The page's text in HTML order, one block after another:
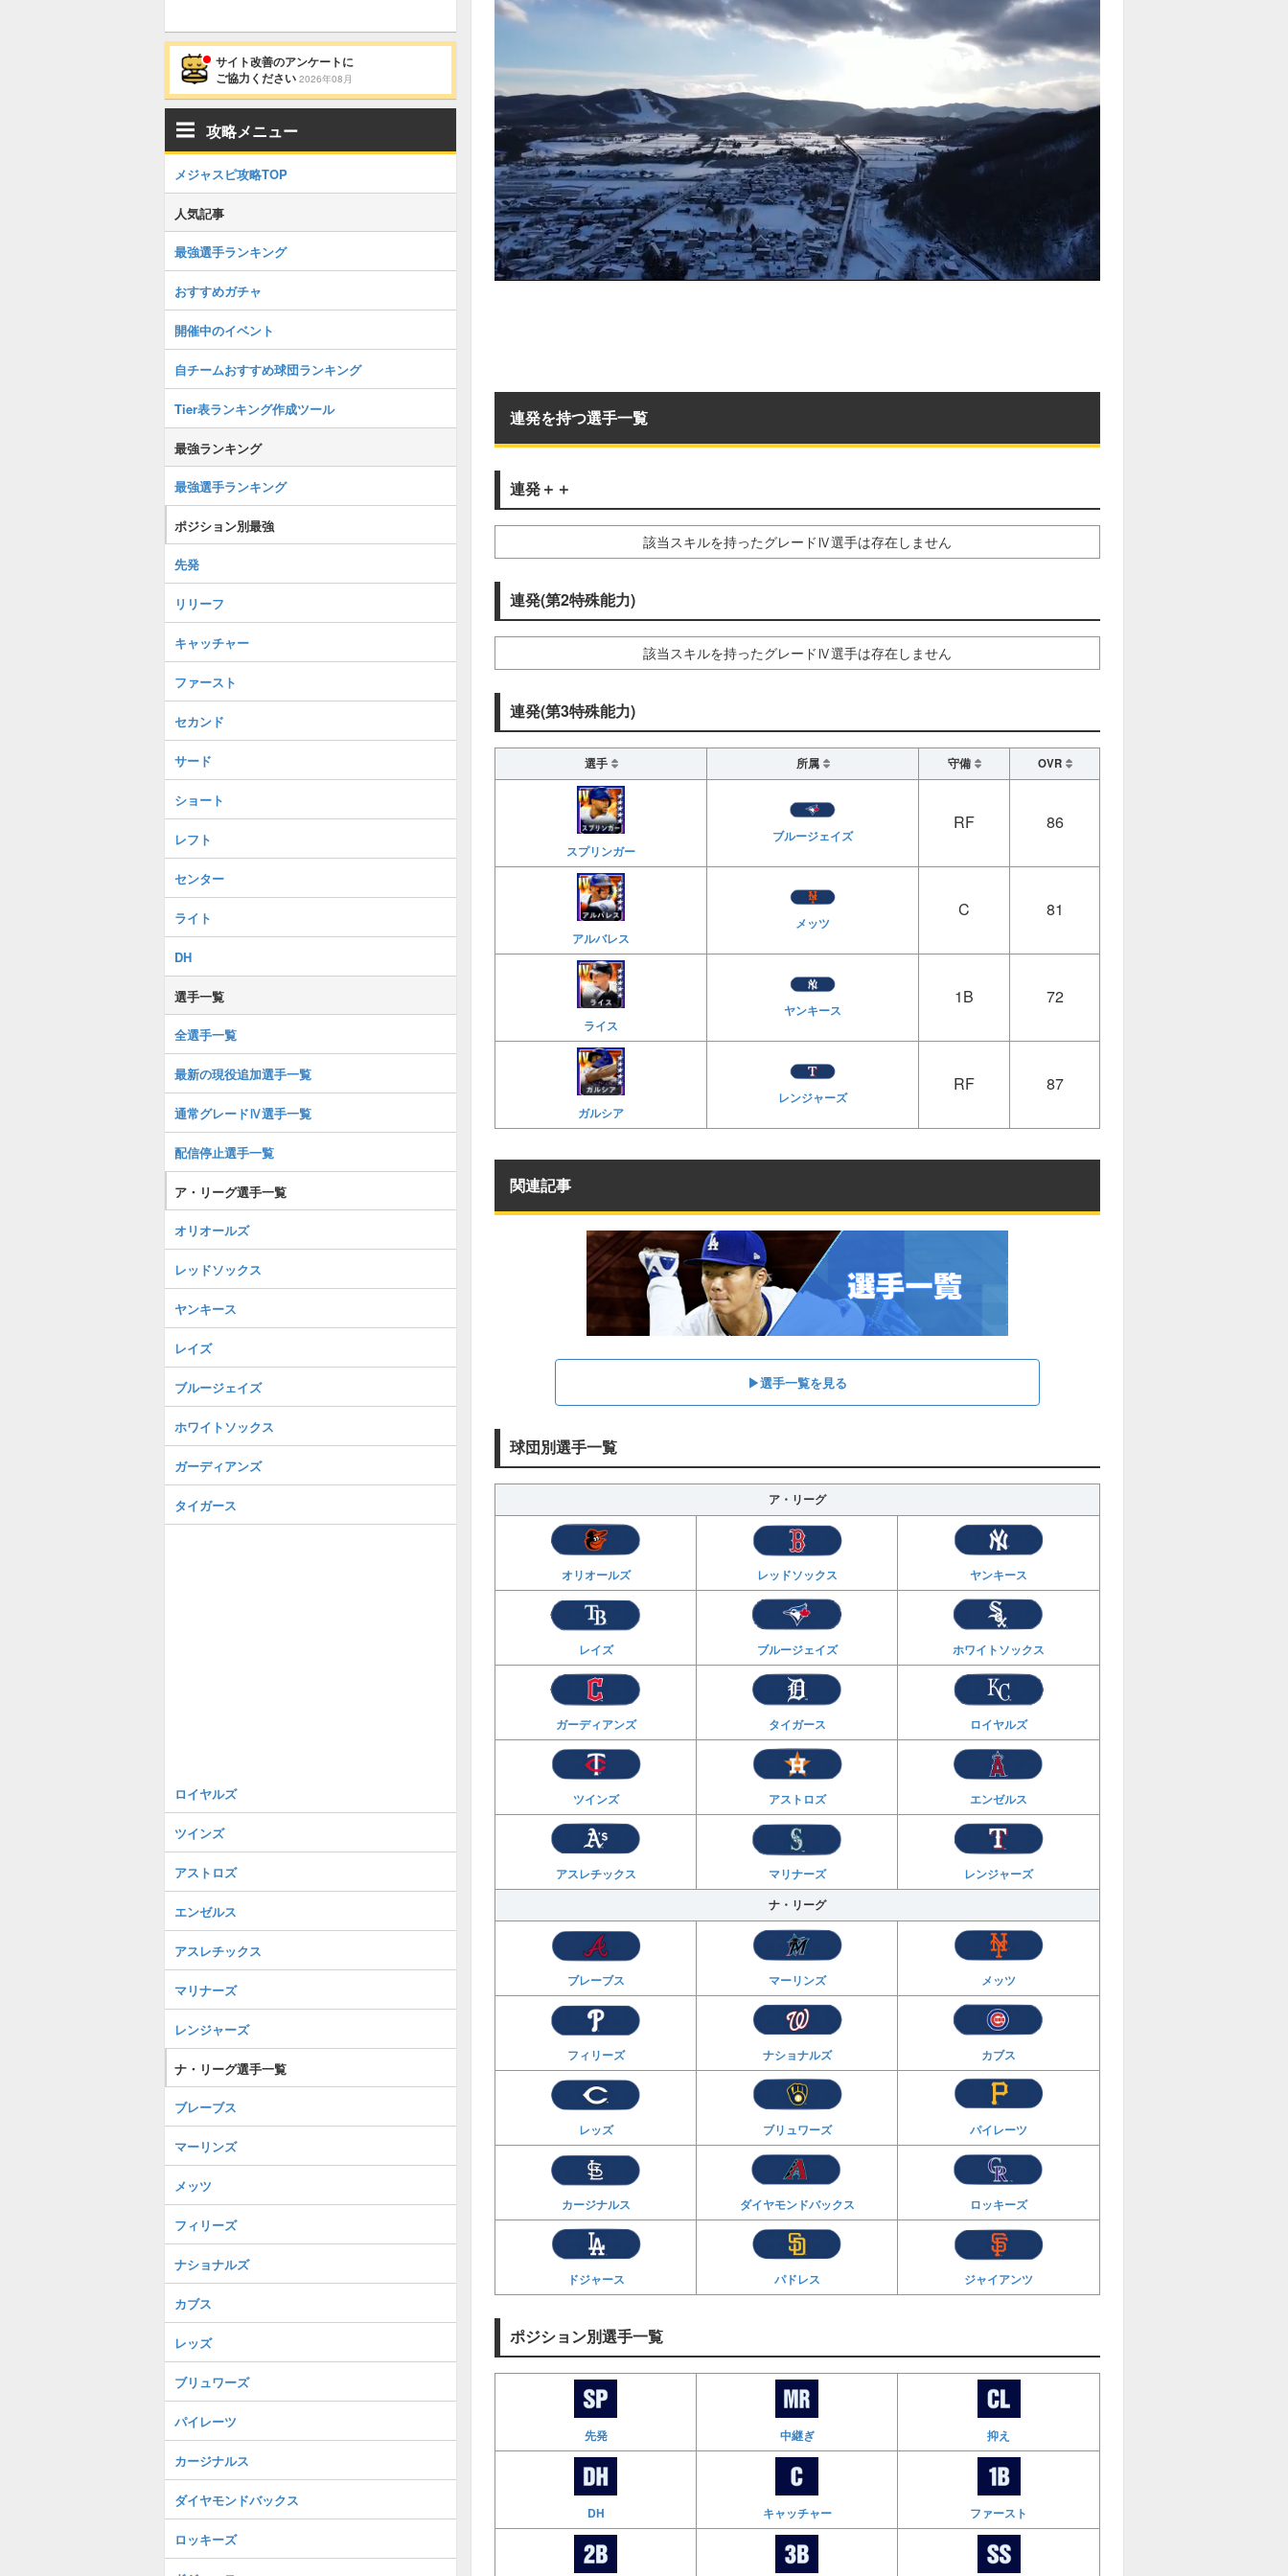
連発を持つ選手一覧
連発＋＋
該当スキルを持ったグレードⅣ選手は存在しません
連発(第2特殊能力)
該当スキルを持ったグレードⅣ選手は存在しません
連発(第3特殊能力)
選手 所属 守備 OVR
スプリンガー
ブルージェイズ
RF 86
アルバレス
メッツ
C 81
ライス
ヤンキース
1B 72
ガルシア
レンジャーズ
RF 87
関連記事
▶︎選手一覧を見る
球団別選手一覧
ア・リーグ
オリオールズ レッドソックス ヤンキース
レイズ ブルージェイズ ホワイトソックス
ガーディアンズ タイガース ロイヤルズ
ツインズ アストロズ エンゼルス
アスレチックス マリナーズ レンジャーズ
ナ・リーグ
ブレーブス マーリンズ メッツ
フィリーズ ナショナルズ カブス
レッズ ブリュワーズ パイレーツ
カージナルス ダイヤモンドバックス ロッキーズ
ドジャース パドレス ジャイアンツ
ポジション別選手一覧
先発 中継ぎ 抑え
DH キャッチャー ファースト
サイト改善のアンケートに
ご協力ください 2026年08月
攻略メニュー
メジャスピ攻略TOP
人気記事
最強選手ランキング
おすすめガチャ
開催中のイベント
自チームおすすめ球団ランキング
Tier表ランキング作成ツール
最強ランキング
最強選手ランキング
ポジション別最強
先発
リリーフ
キャッチャー
ファースト
セカンド
サード
ショート
レフト
センター
ライト
DH
選手一覧
全選手一覧
最新の現役追加選手一覧
通常グレードⅣ選手一覧
配信停止選手一覧
ア・リーグ選手一覧
オリオールズ
レッドソックス
ヤンキース
レイズ
ブルージェイズ
ホワイトソックス
ガーディアンズ
タイガース
ロイヤルズ
ツインズ
アストロズ
エンゼルス
アスレチックス
マリナーズ
レンジャーズ
ナ・リーグ選手一覧
ブレーブス
マーリンズ
メッツ
フィリーズ
ナショナルズ
カブス
レッズ
ブリュワーズ
パイレーツ
カージナルス
ダイヤモンドバックス
ロッキーズ